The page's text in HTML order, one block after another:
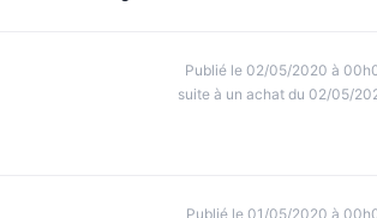
Publié le 02/05/2020 à
suite à un achat du 02/05/
Publié le 01/05/2020 à